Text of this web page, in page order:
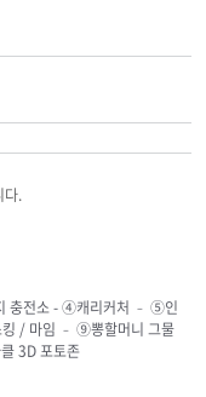
다.
충전소 - ④캐리커처 – ⑤인
/ 마임 – ⑨뽕할머니 그물
3D 포토존